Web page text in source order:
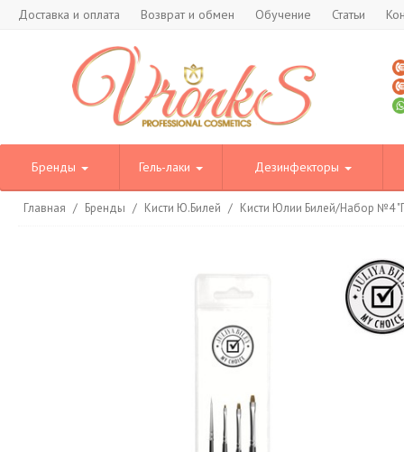
Доставка и оплата Возврат и обмен Обучение Статьи
Бренды Гель-лаки Дезинфекторы
Главная / Бренды / Кисти Ю.Билей / Кисти Юлии Билей/Набор №4